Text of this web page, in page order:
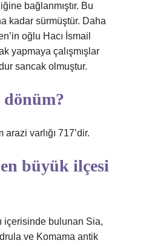
bağlanmıştır. Bu
kadar sürmüştür. Daha
oğlu Hacı İsmail
yapmaya çalışmışlar
sancak olmuştur.
varlığı 717’dir.
büyük ilçesi
içerisinde bulunan Sia,
ve Komama antik